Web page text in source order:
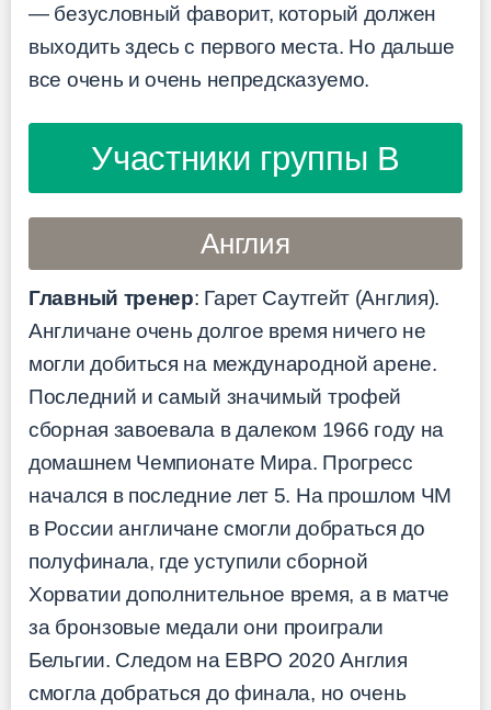
— безусловный фаворит, который должен
выходить здесь с первого места. Но дальше
все очень и очень непредсказуемо.
Участники группы B
Англия
Главный тренер: Гарет Саутгейт (Англия).
Англичане очень долгое время ничего не
могли добиться на международной арене.
Последний и самый значимый трофей
сборная завоевала в далеком 1966 году на
домашнем Чемпионате Мира. Прогресс
начался в последние лет 5. На прошлом ЧМ
в России англичане смогли добраться до
полуфинала, где уступили сборной
Хорватии дополнительное время, а в матче
за бронзовые медали они проиграли
Бельгии. Следом на ЕВРО 2020 Англия
смогла добраться до финала, но очень